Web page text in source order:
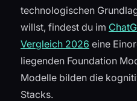
technologischen
willst, findest du im
Vergleich 2026 eine
liegenden Foundation
Modelle bilden die
Stacks.